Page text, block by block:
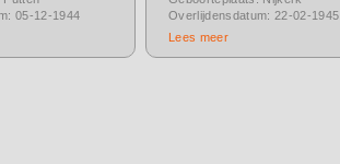
05-12-1944
Overlijdensdatum: 22-02-1945
Lees meer